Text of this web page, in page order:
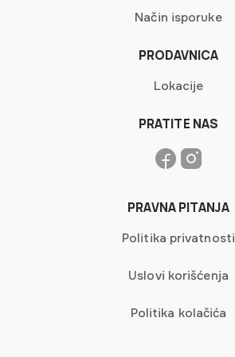
Način isporuke
PRODAVNICA
Lokacije
PRATITE NAS
PRAVNA PITANJA
Politika privatnosti
Uslovi korišćenja
Politika kolačića